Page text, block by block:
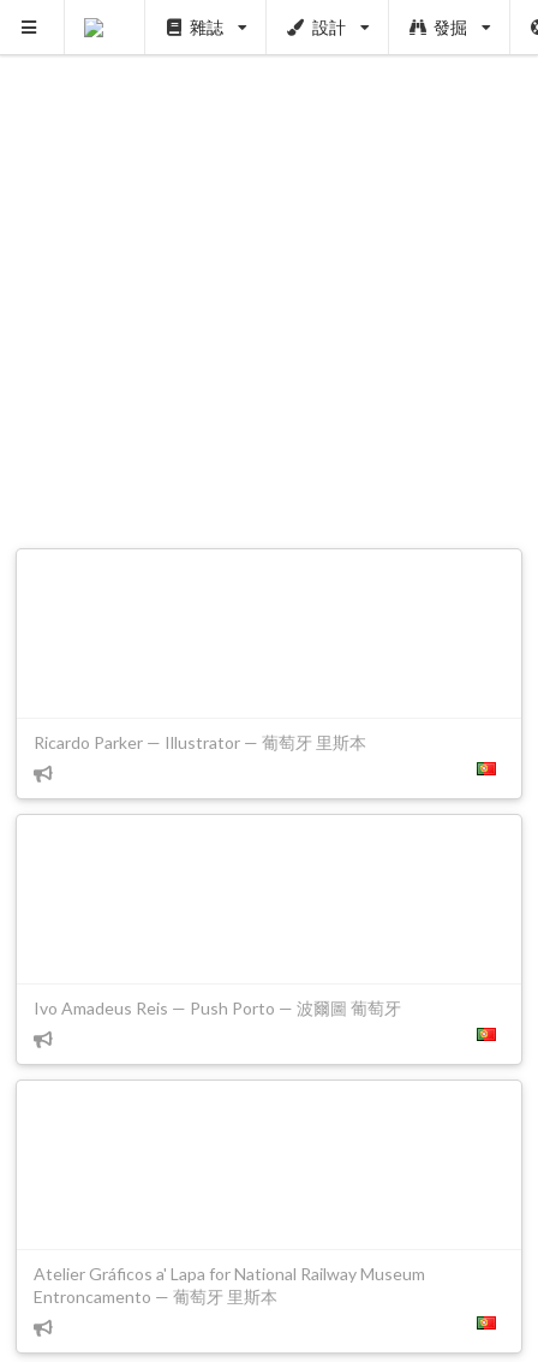
雜誌 設計 發掘
Ricardo Parker — Illustrator — 葡萄牙 里斯本
Ivo Amadeus Reis — Push Porto — 波爾圖 葡萄牙
Atelier Gráficos a' Lapa for National Railway Museum
Entroncamento — 葡萄牙 里斯本